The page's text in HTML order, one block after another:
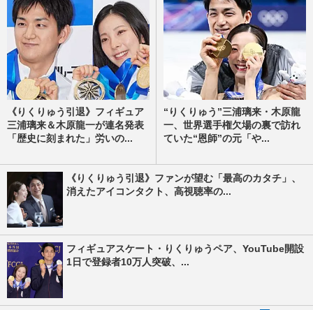
《りくりゅう引退》フィギュア
三浦璃来＆木原龍一が連名発表
「歴史に刻まれた」労いの...
“りくりゅう”三浦璃来・木原龍
一、世界選手権欠場の裏で訪れ
ていた“恩師”の元「や...
《りくりゅう引退》ファンが望む「最高のカタチ」、
消えたアイコンタクト、高視聴率の...
フィギュアスケート・りくりゅうペア、YouTube開設
1日で登録者10万人突破、...